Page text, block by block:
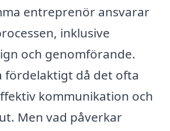
entreprenör ansvarar
inklusive
och genomförande.
fördelaktigt då det ofta
kommunikation och
Men vad påverkar